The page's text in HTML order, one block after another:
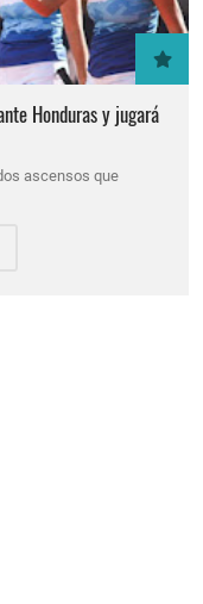
Honduras y jugará
ascensos que